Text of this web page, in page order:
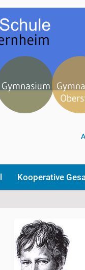
Kooperative